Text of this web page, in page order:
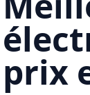
prix